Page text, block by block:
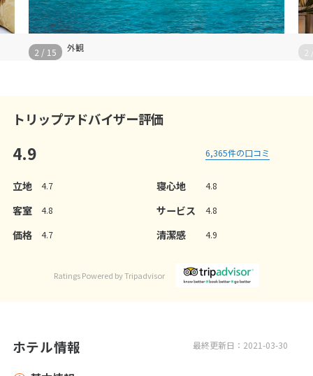
外観
2 / 15 2
トリップアドバイザー評価
4.9 6,365件の口コミ
立地 4.7 寝心地 4.8
客室 4.8 サービス 4.8
価格 4.7 清潔感 4.9
Ratings Powered by Tripadvisor
最終更新日：2021-03-30
ホテル情報